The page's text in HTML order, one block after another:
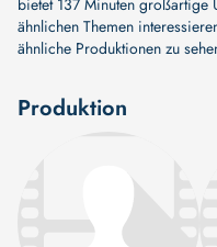
ähnlichen Themen
ähnliche Produktionen zu
Produktion